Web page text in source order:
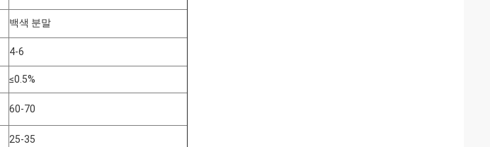
백색 분말
4-6
≤0.5%
60-70
25-35